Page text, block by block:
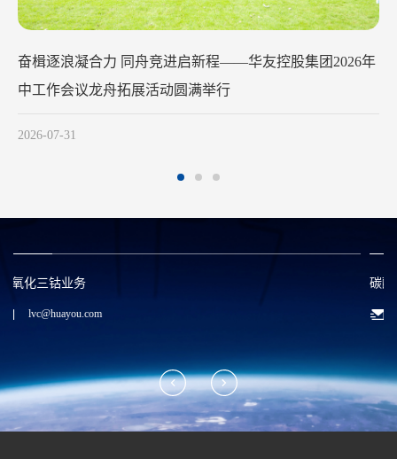
华友钴业2026年中工作会议在苏州召开
碳酸锂/废料回收业务
zwx@huayou.com